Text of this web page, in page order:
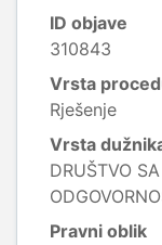
ID objave
310843
Vrsta
Rješenje
Vrsta
DRUŠTVO
Pravni oblik